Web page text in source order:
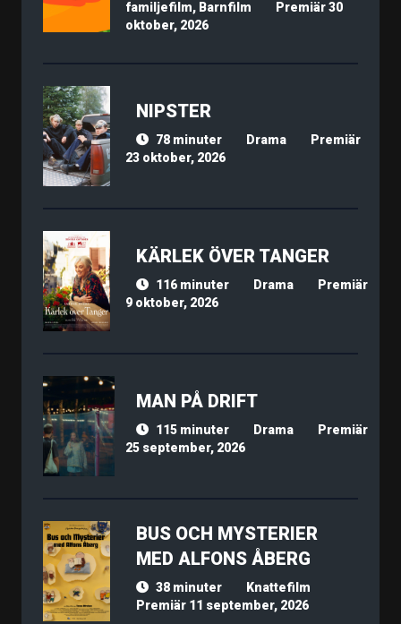
familjefilm, Barnfilm
Premiär 30
oktober, 2026
NIPSTER
78 minuter Drama
Premiär
23 oktober, 2026
KÄRLEK ÖVER TANGER
116 minuter Drama
Premiär
9 oktober, 2026
MAN PÅ DRIFT
115 minuter Drama
Premiär
25 september, 2026
BUS OCH MYSTERIER
MED ALFONS ÅBERG
38 minuter
Knattefilm
Premiär 11 september, 2026